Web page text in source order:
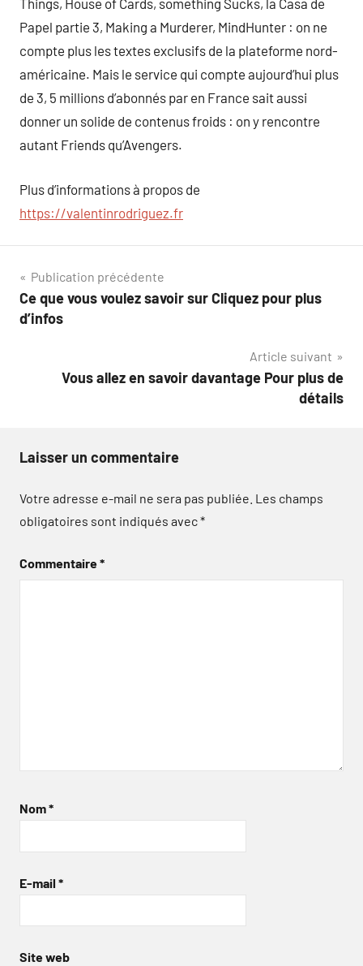
Things, House of Cards, something Sucks, la Casa de
Papel partie 3, Making a Murderer, MindHunter : on ne
compte plus les textes exclusifs de la plateforme nord-
américaine. Mais le service qui compte aujourd’hui plus
de 3, 5 millions d’abonnés par en France sait aussi
donner un solide de contenus froids : on y rencontre
autant Friends qu’Avengers.
Plus d’informations à propos de
https://valentinrodriguez.fr
Navigation
de
Publication précédente
Ce que vous voulez savoir sur Cliquez pour plus
d’infos
Article suivant
Vous allez en savoir davantage Pour plus de
détails
Laisser un commentaire
Votre adresse e-mail ne sera pas publiée. Les champs
obligatoires sont indiqués avec*
Commentaire*
Nom*
E-mail *
Site web